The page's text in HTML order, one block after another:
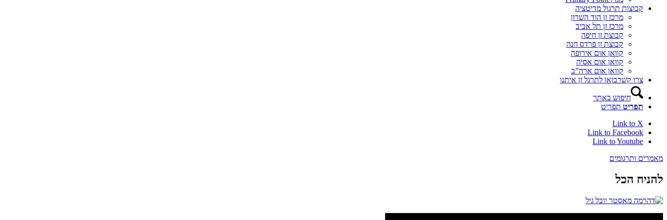
קבוצות תרגול מדיטציה
מרכז זן הוד השרון
מרכז זן תל אביב
קבוצת זן חיפה
קבוצת זן פרדס חנה
קוואן אום אירופה
קוואן אום אסיה
קוואן אום ארה”ב
צרו קשרבואו לתרגל זן איתנו
חיפוש באתר
תפריט תפריט
Link to X
Link to Facebook
Link to Youtube
מאמרים ותרגומים
להניח הכל